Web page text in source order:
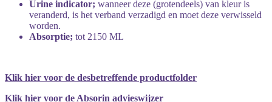
Urine indicator; wanneer deze (grotendeels) van kleur is
veranderd, is het verband verzadigd en moet deze verwisseld
worden.
Absorptie; tot 2150 ML
Klik hier voor de desbetreffende productfolder
Klik hier voor de Absorin advieswijzer